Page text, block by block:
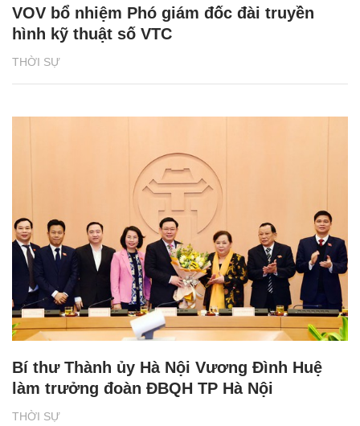
THỜI SỰ
VOV bổ nhiệm Phó giám đốc đài truyền
hình kỹ thuật số VTC
THỜI SỰ
Bí thư Thành ủy Hà Nội Vương Đình Huệ
làm trưởng đoàn ĐBQH TP Hà Nội